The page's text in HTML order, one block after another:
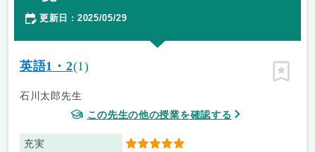
更新日 ： 2025/05/29
英語1・2(1)
石川太郎先生
この先生の他の授業を確認する
充実 5
ピン留